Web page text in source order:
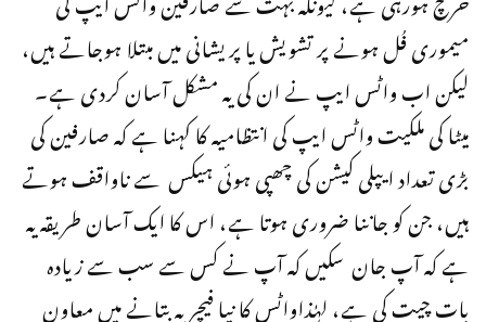
میموری فُل ہونے پر تشویش یا پریشانی میں مبتلا ہوجاتے ہیں،
لیکن اب واٹس ایپ نے ان کی یہ مشکل آسان کردی ہے۔
میٹا کی ملکیت واٹس ایپ کی انتظامیہ کا کہنا ہے کہ صارفین کی
بڑی تعداد ایپلی کیشن کی چھپی ہوئی ہیکس سے ناواقف ہوتے
ہیں، جن کو جاننا ضروری ہوتا ہے، اس کا ایک آسان طریقہ یہ
ہے کہ آپ جان سکیں کہ آپ نے کس سے سب سے زیادہ
بات چیت کی ہے، لہٰذاواٹس کا نیا فیچر یہ بتانے میں معاون